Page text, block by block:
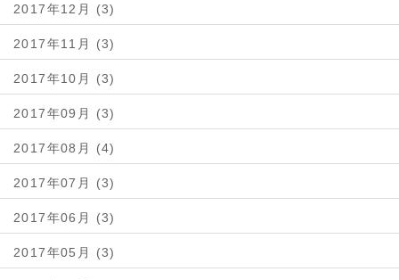
2017年12月 (3)
2017年11月 (3)
2017年10月 (3)
2017年09月 (3)
2017年08月 (4)
2017年07月 (3)
2017年06月 (3)
2017年05月 (3)